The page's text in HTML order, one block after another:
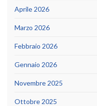
Aprile 2026
Marzo 2026
Febbraio 2026
Gennaio 2026
Novembre 2025
Ottobre 2025